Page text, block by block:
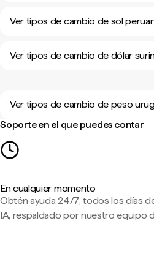
Ver tipos de cambio de sol
Ver tipos de cambio de dólar
Ver tipos de cambio de peso
Soporte en el que puedes contar
En cualquier momento
Obtén ayuda 24/7, todos los días
IA, respaldado por nuestro equipo